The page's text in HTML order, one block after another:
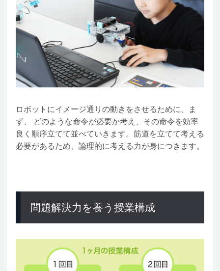
ロボットにイメージ通りの動きをさせるために、ま
ず、 どのような命令が必要か考え、その命令を効率
良く順序立てて並べていきます。筋道を立てて考える
必要があるため、論理的に考える力が身につきます。
問題解決力を養う授業構成